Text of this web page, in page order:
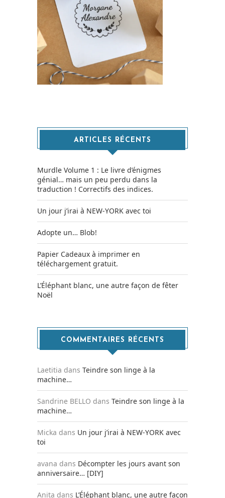
ARTICLES RÉCENTS
Murdle Volume 1 : Le livre d’énigmes
génial… mais un peu perdu dans la
traduction ! Correctifs des indices.
Un jour j’irai à NEW-YORK avec toi
Adopte un… Blob!
Papier Cadeaux à imprimer en
téléchargement gratuit.
L’Éléphant blanc, une autre façon de fêter
Noël
COMMENTAIRES RÉCENTS
Laetitia dans Teindre son linge à la
machine…
Sandrine BELLO dans Teindre son linge à la
machine…
Micka dans Un jour j’irai à NEW-YORK avec
toi
avana dans Décompter les jours avant son
anniversaire… [DIY]
Anita dans L’Éléphant blanc, une autre façon